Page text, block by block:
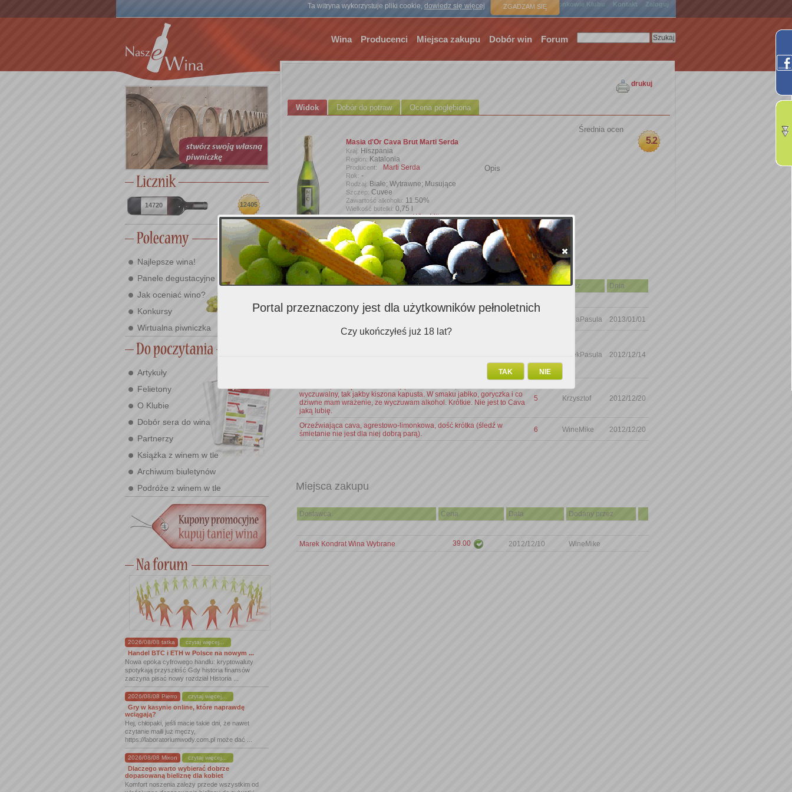
Ta witryna wykorzystuje pliki cookie, dowiedz się więcej ZGADZAM SIĘ
Strona główna Członkowie Klubu Kontakt Zaloguj
Wina Producenci Miejsca zakupu Dobór win Forum
14720 12405
Najlepsze wina!
Panele degustacyjne
Jak oceniać wino?
Konkursy
Wirtualna piwniczka
Artykuły
Felietony
O Klubie
Dobór sera do wina
Partnerzy
Książka z winem w tle
Archiwum biuletynów
Podróże z winem w tle
2026/08/08 tatka czytaj więcej...
Handel BTC i ETH w Polsce na nowym ...
Nowa epoka cyfrowego handlu: kryptowaluty
spotykają przyszłość Gdy historia finansów
zaczyna pisać nowy rozdział Historia ...
2026/08/08 Pierro czytaj więcej...
Gry w kasynie online, które naprawdę
wciągają?
Hej, chłopaki, jeśli macie takie dni, że nawet
czytanie maili już męczy,
https://laboratoriumwody.com.pl może dać ...
2026/08/08 Mixon czytaj więcej...
Dlaczego warto wybierać dobrze
dopasowaną bieliznę dla kobiet
Komfort noszenia zależy przede wszystkim od
drukuj
Widok Dobór do potraw Ocena pogłębiona
Masia d'Or Cava Brut Marti Serda
Kraj: Hiszpania
Region: Katalonia
Producent: Marti Serda
Rok: -
Rodzaj: Białe; Wytrawne; Musujące
Szczep: Cuvee
Zawartość alkoholu: 11.50%
Wielkość butelki: 0,75 l
Wprowadzone przez: WineMike
Dodaj zdjęcie
Średnia ocen
5.2
Opis
Oceny opisowe
Komentarz Ocena Przez Dnia
Niestaty, ta Cava nie zachwyciła mnie. Była dobra kwasowośc i troche
ZosiaPasula 2013/01/01
Bardzo sobie cenię Cava ale nie ten egzemplarz. Wino o kolorze jasno
owocu. W smaku wino słodkie choć Brut, niska kwasowość, lekka
JurekPasula 2012/12/14
wyczuwalny, tak jakby kiszona kapusta. W smaku jabłko, goryczka i co
dziwne mam wrażenie, ze wyczuwam alkohol. Krótkie. Nie jest to Cava
jaką lubię.
5 Krzysztof 2012/12/20
Orzeźwiająca cava, agrestowo-limonkowa, dość krótka (śledź w
śmietanie nie jest dla niej dobrą parą).
6 WineMike 2012/12/20
Miejsca zakupu
Dostawca Cena Data Dodany przez
Marek Kondrat Wina Wybrane 39.00 2012/12/10 WineMike
Portal przeznaczony jest dla użytkowników pełnoletnich
Czy ukończyłeś już 18 lat?
NIE
TAK